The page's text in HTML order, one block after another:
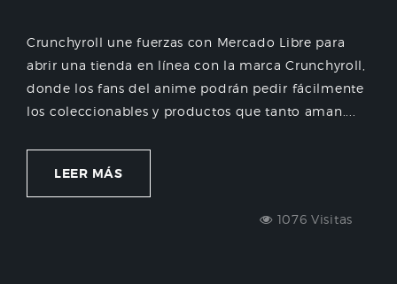
Crunchyroll une fuerzas con Mercado Libre para
abrir una tienda en línea con la marca Crunchyroll,
donde los fans del anime podrán pedir fácilmente
los coleccionables y productos que tanto aman....
LEER MÁS
1076 Visitas